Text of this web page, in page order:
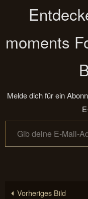
moments
Melde dich für ein
Gib deine E-Mail-Adresse ein ...
Vorheriges Bild